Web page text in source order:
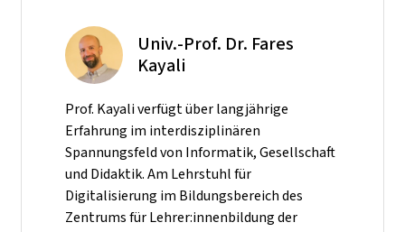
Univ.-Prof. Dr. Fares
Kayali
Prof. Kayali verfügt über langjährige
Erfahrung im interdisziplinären
Spannungsfeld von Informatik, Gesellschaft
und Didaktik. Am Lehrstuhl für
Digitalisierung im Bildungsbereich des
Zentrums für Lehrer:innenbildung der